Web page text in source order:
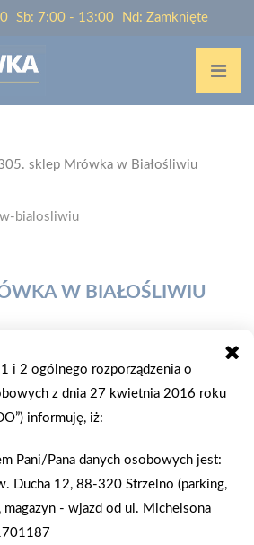
Sb: 7:00 - 13:00 Nd: Zamknięte
sklep Mrówka w Białośliwiu
W BIAŁOŚLIWIU
właścicielem jest Firma
Białośliwie jest blisko 5-
w powiecie pilskim, w województwie
nowy budynek i w ten sposób
sprzedaży prawie 1000 mkw. Na
ogród zewnętrzny o powierzchni 200
znalazło 11 osób. Działania
i 2 ogólnego rozporządzenia o
z dnia 27 kwietnia 2016 roku
informuję, iż:
Pani/Pana danych osobowych jest:
Ducha 12, 88-320 Strzelno (parking,
magazyn - wjazd od ul. Michelsona